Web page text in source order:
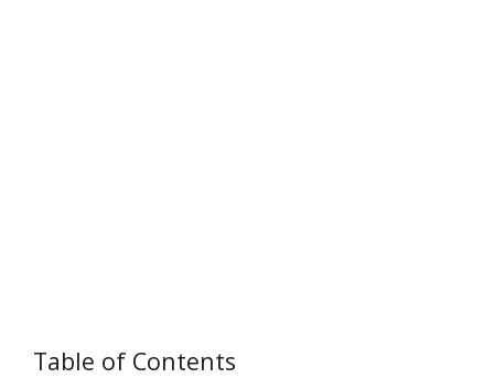
Table of Contents